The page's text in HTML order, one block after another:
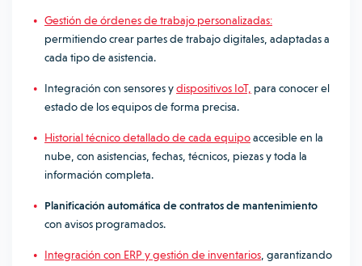
Gestión de órdenes de trabajo personalizadas:
permitiendo crear partes de trabajo digitales, adaptadas a
cada tipo de asistencia.
Integración con sensores ydispositivos IoT, para conocer el
estado de los equipos de forma precisa.
Historial técnico detallado de cada equipoaccesible en la
nube, con asistencias, fechas, técnicos, piezas y toda la
información completa.
Planificación automática de contratos de mantenimiento
con avisos programados.
Integración con ERP y gestión de inventarios , garantizando